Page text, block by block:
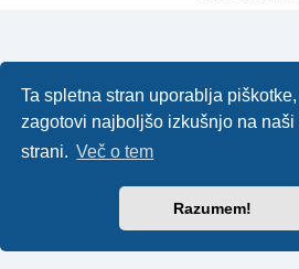
Ta spletna stran uporablja
zagotovi najboljšo izkušnjo na naši
strani. Več o tem
Razumem!